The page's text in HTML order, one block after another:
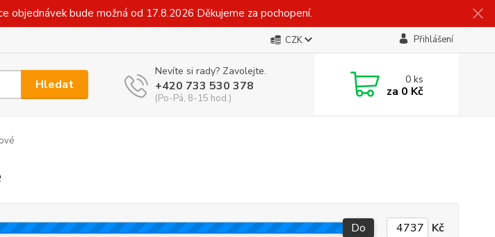
objednávek bude možná od 17.8.2026 Děkujeme za pochopení.
CZK Přihlášení
Hledat
Nevíte si rady? Zavolejte.
+420 733 530 378
(Po-Pá, 8-15 hod.)
0ks
za 0 Kč
Do Kč